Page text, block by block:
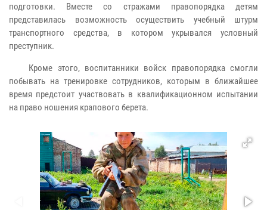
подготовки. Вместе со стражами правопорядка детям
представилась возможность осуществить учебный штурм
транспортного средства, в котором укрывался условный
преступник.
Кроме этого, воспитанники войск правопорядка смогли
побывать на тренировке сотрудников, которым в ближайшее
время предстоит участвовать в квалификационном испытании
на право ношения крапового берета.